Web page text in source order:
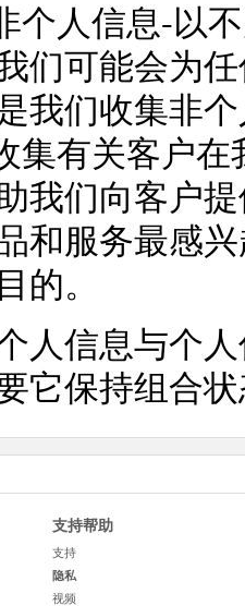
个人信息-以
们可能会为
我们收集非
集有关客户
我们向客户
和服务最感
的。
人信息与个
它保持组合
支持帮助
支持
隐私
视频